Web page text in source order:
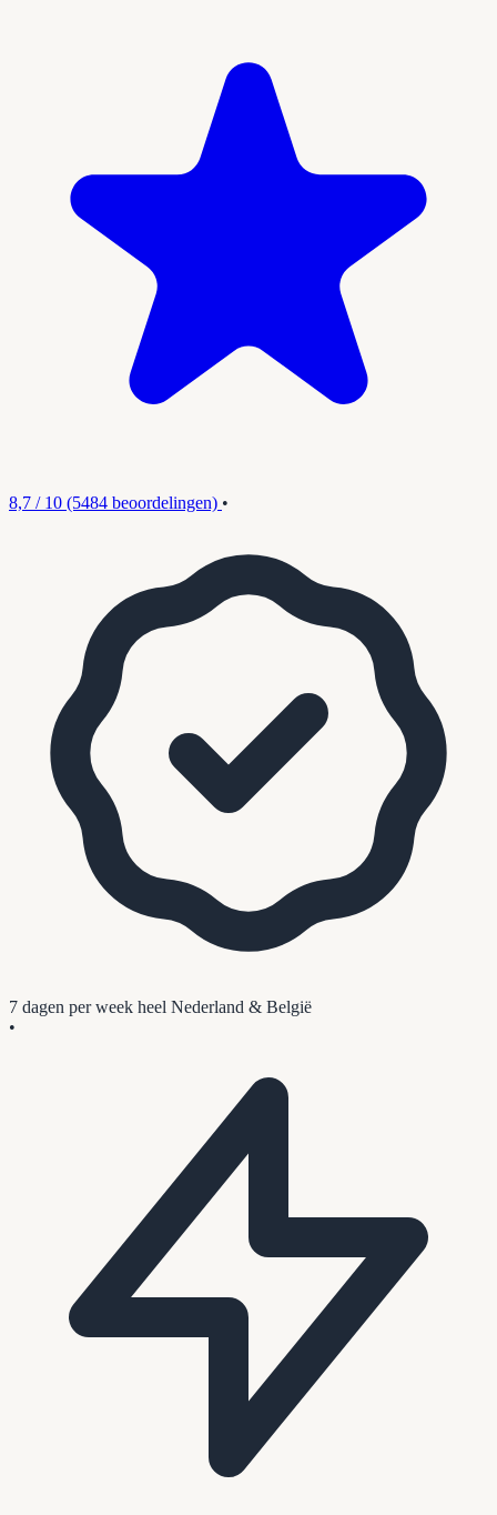
8,7 / 10 (5484 beoordelingen) •
7 dagen per week heel Nederland & België
•